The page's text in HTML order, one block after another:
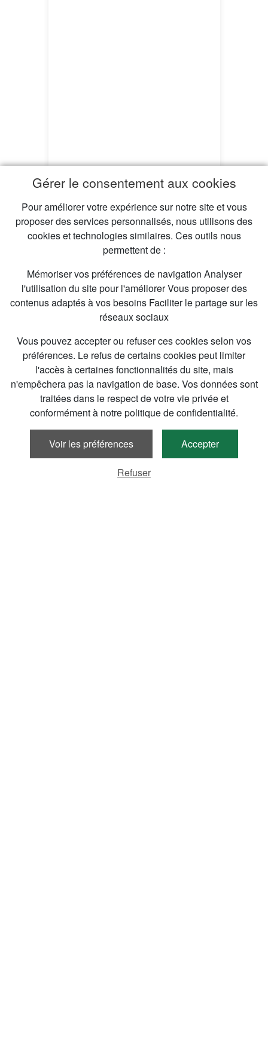
Gérer le consentement aux cookies
Pour améliorer votre expérience sur notre site et vous
proposer des services personnalisés, nous utilisons des
cookies et technologies similaires. Ces outils nous
permettent de :
Mémoriser vos préférences de navigation Analyser
l'utilisation du site pour l'améliorer Vous proposer des
contenus adaptés à vos besoins Faciliter le partage sur les
réseaux sociaux
Vous pouvez accepter ou refuser ces cookies selon vos
préférences. Le refus de certains cookies peut limiter
l'accès à certaines fonctionnalités du site, mais
n'empêchera pas la navigation de base. Vos données sont
traitées dans le respect de votre vie privée et
conformément à notre politique de confidentialité.
Voir les préférences Accepter
Refuser